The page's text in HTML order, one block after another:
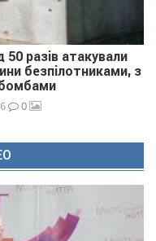
разів атакували
безпілотниками, з
0